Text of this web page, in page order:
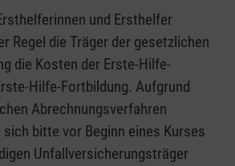
und Ersthelfer
Regel die Träger der gesetzlichen
die Kosten der Erste-Hilfe-
Hilfe-Fortbildung. Aufgrund
Abrechnungsverfahren
bitte vor Beginn eines Kurses
Unfallversicherungsträger